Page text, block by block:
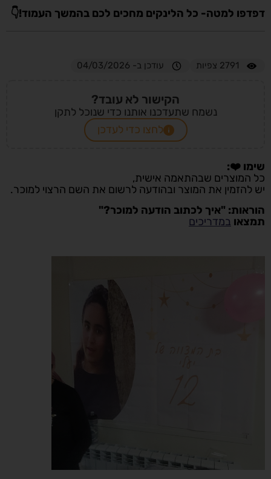
דפדפו למטה- כל הלינקים מחכים לכם בהמשך העמוד!👇
2791 צפיות עודכן ב- 04/03/2026
הקישור לא עובד?
נשמח שתעדכנו אותנו כדי שנוכל לתקן
לחצו כדי לעדכן
שימו ❤️:
כל המוצרים שבהתאמה אישית,
יש להזמין את המוצר ובהודעה לרשום את השם הרצוי למוכר.
הוראות: "איך לכתוב הודעה למוכר?"
תמצאו במדריכים